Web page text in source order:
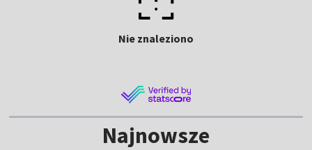
Nie znaleziono
Najnowsze